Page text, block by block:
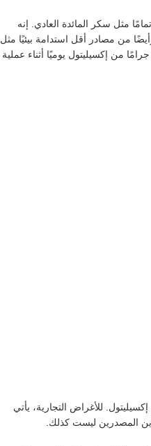
مثل سكر المائدة العادي. إنه
من مصادر أقل استدامة بيئيًا مثل
الأخشاب الصلبة. يوجد إكسيليتول أيضًا بشكل طبيعي في أجسامنا – في الواقع، ينتج البالغ متوسط الحجم ما يصل إلى 15 جرامًا من إكسيليتول يوميًا أثناء عملية
للأغراض التجارية، يأتي
المصدرين ليست كذلك.